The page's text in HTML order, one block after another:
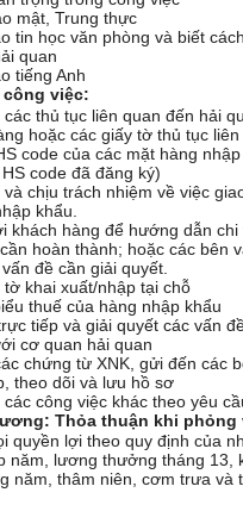
mật, Trung thực
tin học văn phòng và biết
quan
tiếng Anh
công việc:
thủ tục liên quan đến hải
hoặc các giấy tờ thủ tục
code của các mặt hàng
code đã đăng ký)
chịu trách nhiệm về việc
khẩu.
khách hàng để hướng dẫn chi
hoàn thành; hoặc các bên
đề cần giải quyết.
tờ khai xuất/nhập tại chỗ
thuế của hàng nhập khẩu
tiếp và giải quyết các vấn
cơ quan hải quan
chứng từ XNK, gửi đến các
theo dõi và lưu hồ sơ
công việc khác theo yêu
Thỏa thuận khi phỏng
quyền lợi theo quy định của
năm, lương thưởng tháng 13,
năm, thâm niên, cơm trưa và